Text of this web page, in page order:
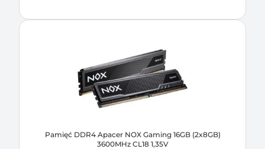
Pamięć DDR4 Apacer NOX Gaming 16GB (2x8GB)
3600MHz CL18 1,35V